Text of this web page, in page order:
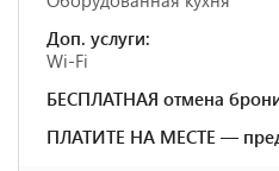
Доп. услуги:
Wi-Fi
БЕСПЛАТНАЯ отмена
ПЛАТИТЕ НА МЕСТЕ —